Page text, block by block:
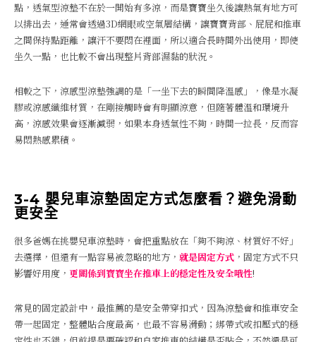
點，透氣型涼墊不在於一開始有多涼，而是寶寶坐久後讓熱氣有地方可
以排出去，通常會透過3D網眼或空氣層結構，讓寶寶背部、屁屁和推車
之間保持點距離，讓汗不要悶在裡面，所以適合長時間外出使用，即使
坐久一點，也比較不會出現整片背部濕黏的狀況。
相較之下，涼感型涼墊強調的是「一坐下去的瞬間降溫感」，像是水凝
膠或涼感纖維材質，在剛接觸時會有明顯涼意，但隨著體溫和環境升
高，涼感效果會逐漸減弱，如果本身透氣性不夠，時間一拉長，反而容
易悶熱感累積。
3-4 嬰兒車涼墊固定方式怎麼看？避免滑動
更安全
很多爸媽在挑嬰兒車涼墊時，會把重點放在「夠不夠涼、材質好不好」
去選擇，但還有一點容易被忽略的地方， 就是固定方式 ，固定方式不只
影響好用度， 更關係到寶寶坐在推車上的穩定性及安全哦性!
常見的固定設計中，最推薦的是安全帶穿扣式，因為涼墊會和推車安全
帶一起固定，整體貼合度最高，也最不容易滑動；綁帶式或扣壓式的穩